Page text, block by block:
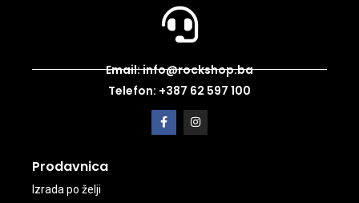
Email: info@rockshop.ba
Telefon: +387 62 597 100
Prodavnica
Izrada po želji